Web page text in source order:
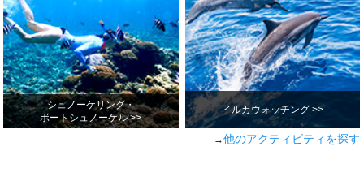
シュノーケリング・
ボートシュノーケル >>
イルカウォッチング >>
→他のアクティビティを探す